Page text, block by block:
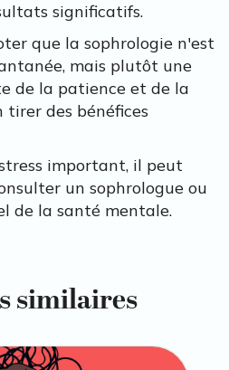
significatifs.
que la sophrologie n'est
mais plutôt une
de la patience et de la
tirer des bénéfices
important, il peut
un sophrologue ou
de la santé mentale.
similaires